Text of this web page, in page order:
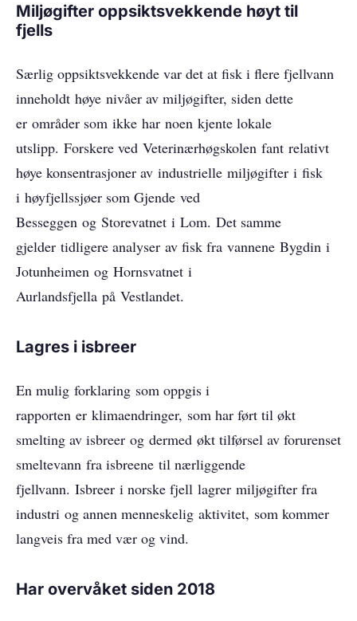
Miljøgifter oppsiktsvekkende høyt til
fjells
Særlig oppsiktsvekkende var det at fisk i flere fjellvann
inneholdt høye nivåer av miljøgifter, siden dette
er områder som ikke har noen kjente lokale
utslipp. Forskere ved Veterinærhøgskolen fant relativt
høye konsentrasjoner av industrielle miljøgifter i fisk
i høyfjellssjøer som Gjende ved
Besseggen og Storevatnet i Lom. Det samme
gjelder tidligere analyser av fisk fra vannene Bygdin i
Jotunheimen og Hornsvatnet i
Aurlandsfjella på Vestlandet.
Lagres i isbreer
En mulig forklaring som oppgis i
rapporten er klimaendringer, som har ført til økt
smelting av isbreer og dermed økt tilførsel av forurenset
smeltevann fra isbreene til nærliggende
fjellvann. Isbreer i norske fjell lagrer miljøgifter fra
industri og annen menneskelig aktivitet, som kommer
langveis fra med vær og vind.
Har overvåket siden 2018